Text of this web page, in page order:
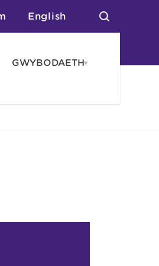
English
GWYBODAETHOpen